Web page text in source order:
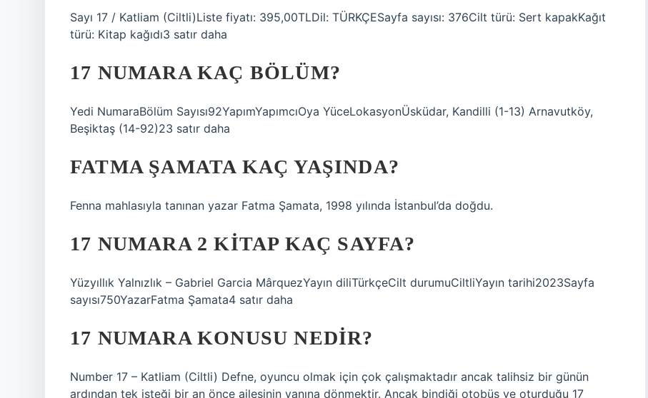
Sayı 17 / Katliam (Ciltli)Liste fiyatı: 395,00TLDil: TÜRKÇESayfa sayısı: 376Cilt türü: Sert kapakKağıt
türü: Kitap kağıdı3 satır daha
17 NUMARA KAÇ BÖLÜM?
Yedi NumaraBölüm Sayısı92YapımYapımcıOya YüceLokasyonÜsküdar, Kandilli (1-13) Arnavutköy,
Beşiktaş (14-92)23 satır daha
FATMA ŞAMATA KAÇ YAŞINDA?
Fenna mahlasıyla tanınan yazar Fatma Şamata, 1998 yılında İstanbul’da doğdu.
17 NUMARA 2 KITAP KAÇ SAYFA?
Yüzyıllık Yalnızlık – Gabriel Garcia MârquezYayın diliTürkçeCilt durumuCiltliYayın tarihi2023Sayfa
sayısı750YazarFatma Şamata4 satır daha
17 NUMARA KONUSU NEDIR?
Number 17 – Katliam (Ciltli) Defne, oyuncu olmak için çok çalışmaktadır ancak talihsiz bir günün
ardından tek isteği bir an önce ailesinin yanına dönmektir. Ancak bindiği otobüs ve oturduğu 17